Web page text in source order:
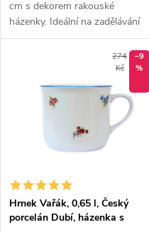
u
u
cm s dekorem rakouské
házenky. Ideální na zadělávání
těsta, saláty i servírování
274
Kč
–9
%
Hrnek Vařák, 0,65 l, Český
porcelán Dubí, házenka s